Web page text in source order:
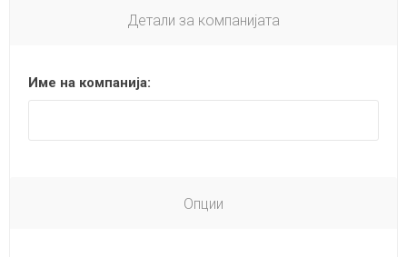
Детали за компанијата
Име на компанија:
Опции